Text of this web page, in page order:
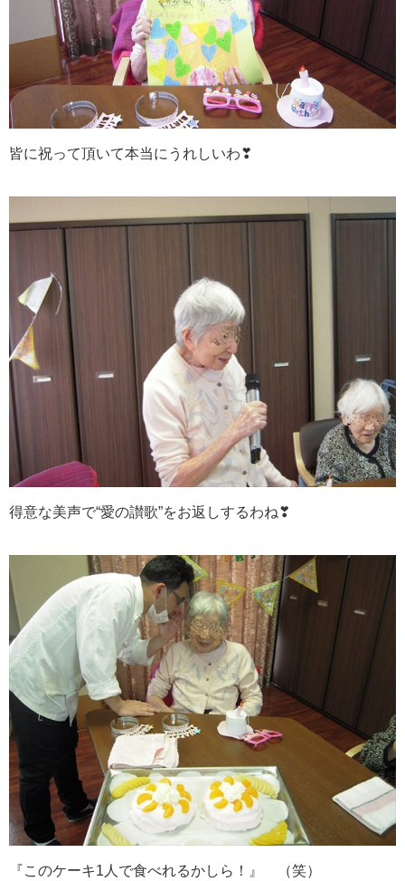
皆に祝って頂いて本当にうれしいわ❣
得意な美声で“愛の讃歌”をお返しするわね❣
『このケーキ1人で食べれるかしら！』 （笑）